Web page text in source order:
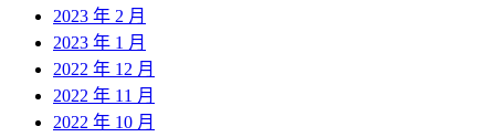
2023 年 2 月
2023 年 1 月
2022 年 12 月
2022 年 11 月
2022 年 10 月